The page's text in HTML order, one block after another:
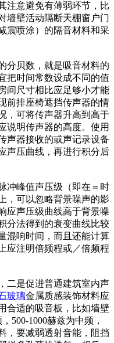
注意避免有薄弱环节，比
墙壁活动隔断天棚窗户门
震喷涂）的隔音材料和采
分贝数，就是吸音材料的
把时间常数设成不同的值
间尺寸相比应足够小才能
前排座椅遮挡传声器的情
，可将传声器升高到高于
说明传声器的高度。使用
声器接收的或声记录设备
声压曲线，再进行积分后
冲峰值声压级（即在＝时
，可以忽略背景噪声的影
应声压级曲线高于背景噪
分法得到的衰变曲线比较
混响时间，而且还能计算
应注明倍频程或／倍频程
二是促进普通建筑室内声
玻璃金属质感装饰材料应
合适的吸音板，比如墙壁
500-1000赫兹为中频，
，要减弱透射音能，阻挡